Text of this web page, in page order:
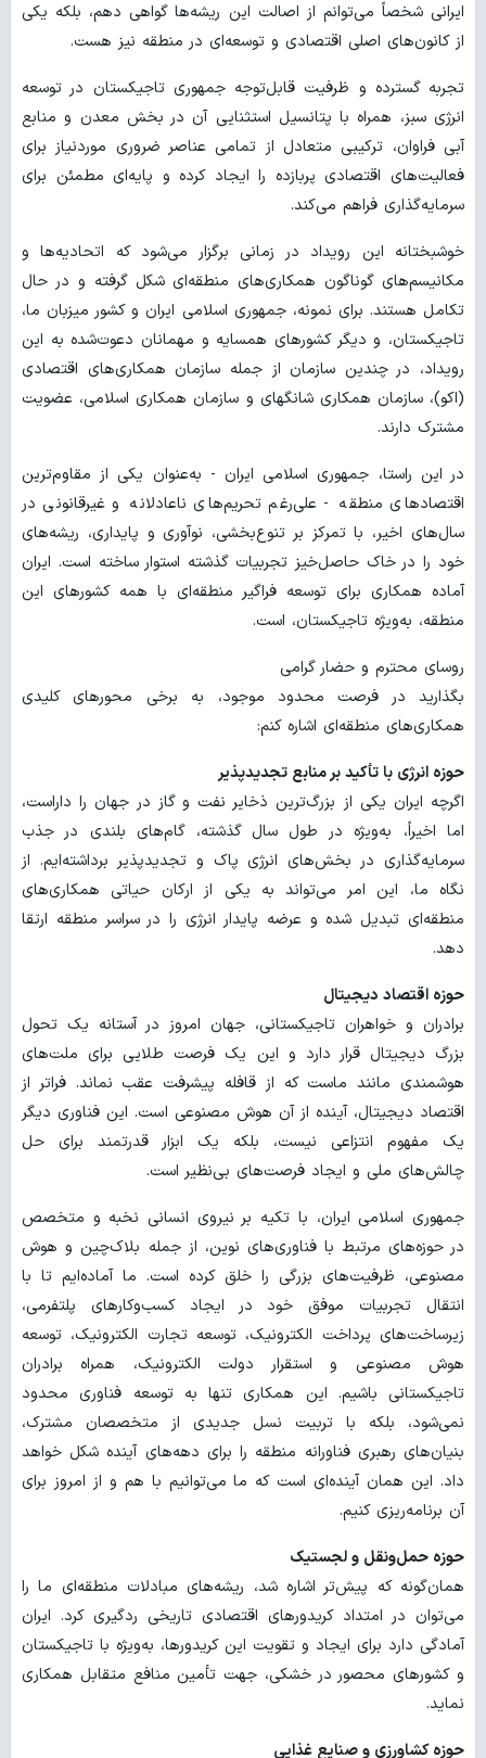
ایرانی شخصاً می‌توانم از اصالت این ریشه‌ها گواهی دهم، بلکه یکی
از کانون‌های اصلی اقتصادی و توسعه‌ای در منطقه نیز هست.
تجربه گسترده و ظرفیت قابل‌توجه جمهوری تاجیکستان در توسعه
انرژی سبز، همراه با پتانسیل استثنایی آن در بخش معدن و منابع
آبی فراوان، ترکیبی متعادل از تمامی عناصر ضروری موردنیاز برای
فعالیت‌های اقتصادی پربازده را ایجاد کرده و پایه‌ای مطمئن برای
سرمایه‌گذاری فراهم می‌کند.
خوشبختانه این رویداد در زمانی برگزار می‌شود که اتحادیه‌ها و
مکانیسم‌های گوناگون همکاری‌های منطقه‌ای شکل گرفته و در حال
تکامل هستند. برای نمونه، جمهوری اسلامی ایران و کشور میزبان ما،
تاجیکستان، و دیگر کشورهای همسایه و مهمانان دعوت‌شده به این
رویداد، در چندین سازمان از جمله سازمان همکاری‌های اقتصادی
(اکو)، سازمان همکاری شانگهای و سازمان همکاری اسلامی، عضویت
مشترک دارند.
در این راستا، جمهوری اسلامی ایران - به‌عنوان یکی از مقاوم‌ترین
اقتصادهای منطقه - علی‌رغم تحریم‌های ناعادلانه و غیرقانونی در
سال‌های اخیر، با تمرکز بر تنوع‌بخشی، نوآوری و پایداری، ریشه‌های
خود را در خاک حاصل‌خیز تجربیات گذشته استوار ساخته است. ایران
آماده همکاری برای توسعه فراگیر منطقه‌ای با همه کشورهای این
منطقه، به‌ویژه تاجیکستان، است.
روسای محترم و حضار گرامی
بگذارید در فرصت محدود موجود، به برخی محورهای کلیدی
همکاری‌های منطقه‌ای اشاره کنم:
حوزه انرژی با تأکید بر منابع تجدیدپذیر
اگرچه ایران یکی از بزرگ‌ترین ذخایر نفت و گاز در جهان را داراست،
اما اخیراً، به‌ویژه در طول سال گذشته، گام‌های بلندی در جذب
سرمایه‌گذاری در بخش‌های انرژی پاک و تجدیدپذیر برداشته‌ایم. از
نگاه ما، این امر می‌تواند به یکی از ارکان حیاتی همکاری‌های
منطقه‌ای تبدیل شده و عرضه پایدار انرژی را در سراسر منطقه ارتقا
دهد.
حوزه اقتصاد دیجیتال
برادران و خواهران تاجیکستانی، جهان امروز در آستانه یک تحول
بزرگ دیجیتال قرار دارد و این یک فرصت طلایی برای ملت‌های
هوشمندی مانند ماست که از قافله پیشرفت عقب نماند. فراتر از
اقتصاد دیجیتال، آینده از آن هوش مصنوعی است. این فناوری دیگر
یک مفهوم انتزاعی نیست، بلکه یک ابزار قدرتمند برای حل
چالش‌های ملی و ایجاد فرصت‌های بی‌نظیر است.
جمهوری اسلامی ایران، با تکیه بر نیروی انسانی نخبه و متخصص
در حوزه‌های مرتبط با فناوری‌های نوین، از جمله بلاک‌چین و هوش
مصنوعی، ظرفیت‌های بزرگی را خلق کرده است. ما آماده‌ایم تا با
انتقال تجربیات موفق خود در ایجاد کسب‌وکارهای پلتفرمی،
زیرساخت‌های پرداخت الکترونیک، توسعه تجارت الکترونیک، توسعه
هوش مصنوعی و استقرار دولت الکترونیک، همراه برادران
تاجیکستانی باشیم. این همکاری تنها به توسعه فناوری محدود
نمی‌شود، بلکه با تربیت نسل جدیدی از متخصصان مشترک،
بنیان‌های رهبری فناورانه منطقه را برای دهه‌های آینده شکل خواهد
داد. این همان آینده‌ای است که ما می‌توانیم با هم و از امروز برای
آن برنامه‌ریزی کنیم.
حوزه حمل‌ونقل و لجستیک
همان‌گونه که پیش‌تر اشاره شد، ریشه‌های مبادلات منطقه‌ای ما را
می‌توان در امتداد کریدورهای اقتصادی تاریخی ردگیری کرد. ایران
آمادگی دارد برای ایجاد و تقویت این کریدورها، به‌ویژه با تاجیکستان
و کشورهای محصور در خشکی، جهت تأمین منافع متقابل همکاری
نماید.
حوزه کشاورزی و صنایع غذایی